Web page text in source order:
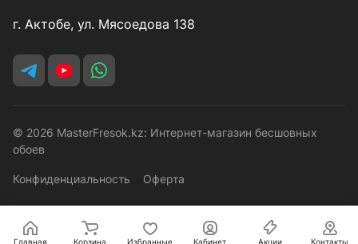
г. Актобе, ул. Мясоедова 138
© 2026 MasterFresok.kz: Интернет-магазин бесшовных
обоев
Конфиденциальность Оферта
Главная Корзина Избранные Кабинет Акции Контакты